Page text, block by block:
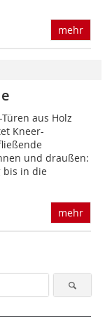
mehr
aus Holz
Kneer-
und draußen:
bis in die
mehr